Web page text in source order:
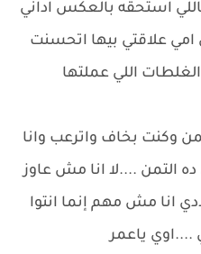
استحقه بالعكس اداني
امي علاقتي بيها اتحسنت
اللي عملتها
وكنت بخاف واترعب وانا
التمن ....لا انا مش عاوز
انا مش مهم إنما انتوا
....اوي ياعمر